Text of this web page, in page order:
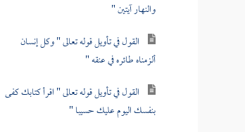
والنهار آيتين "
القول في تأويل قوله تعالى " وكل إنسان
ألزمناه طائره في عنقه "
القول في تأويل قوله تعالى " اقرأ كتابك كفى
بنفسك اليوم عليك حسيبا "